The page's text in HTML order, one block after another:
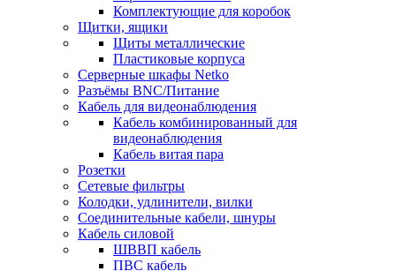
Комплектующие для коробок
Щитки, ящики
Щиты металлические
Пластиковые корпуса
Серверные шкафы Netko
Разъёмы BNC/Питание
Кабель для видеонаблюдения
Кабель комбинированный для
видеонаблюдения
Кабель витая пара
Розетки
Сетевые фильтры
Колодки, удлинители, вилки
Соединительные кабели, шнуры
Кабель силовой
ШВВП кабель
ПВС кабель